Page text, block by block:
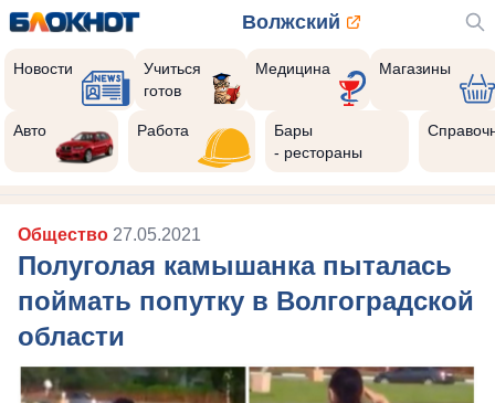
Волжский
Новости
Учиться
готов
Медицина Магазины
Авто Работа
Бары
- рестораны
Общество 27.05.2021
Полуголая камышанка пыталась
поймать попутку в Волгоградской
области